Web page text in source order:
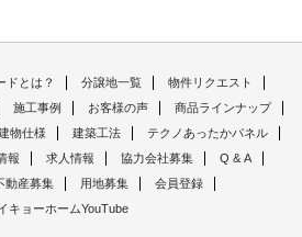
ドとは？ 分譲地一覧
物件リクエスト
施工事例 お客様の声
商品ラインナップ
物仕様 建築工法
テクノあったかパネル
報 求人情報 協力会社募集
Q & A
動産募集
用地募集
会員登録
キョーホームYouTube